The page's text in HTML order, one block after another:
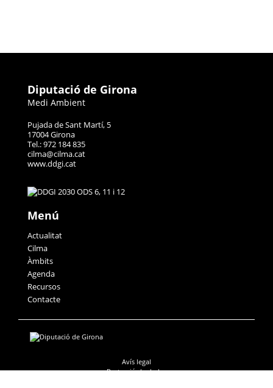
Diputació de Girona
Medi Ambient
Pujada de Sant Martí, 5
17004 Girona
Tel.: 972 184 835
cilma@cilma.cat
www.ddgi.cat
Menú
Actualitat
Cilma
Àmbits
Agenda
Recursos
Contacte
Avís legal
Protecció de dades